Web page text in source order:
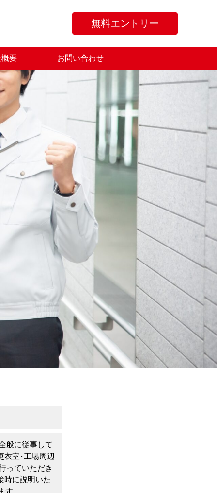
無料エントリー
要 お問い合わせ
般に従事して
衣室･工場周辺
っていただき
時に説明いた
。